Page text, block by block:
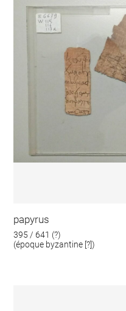
papyrus
395 / 641 (?)
(époque byzantine [?])